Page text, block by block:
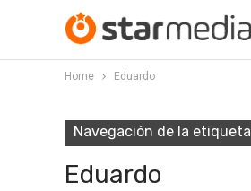
Home Eduardo
Navegación de la etiqueta
Eduardo